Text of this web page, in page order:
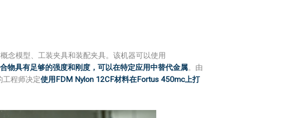
念模型、工装夹具和装配夹具。该机器可以使用
物具有足够的强度和刚度，可以在特定应用中替代金属。由
工程师决定使用FDM Nylon 12CF材料在Fortus 450mc上打